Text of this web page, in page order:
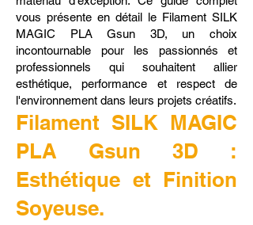
vous présente en détail le Filament SILK
MAGIC PLA Gsun 3D, un choix
incontournable pour les passionnés et
professionnels qui souhaitent allier
esthétique, performance et respect de
l'environnement dans leurs projets créatifs.
Filament SILK MAGIC
PLA Gsun 3D :
Esthétique et Finition
Soyeuse.